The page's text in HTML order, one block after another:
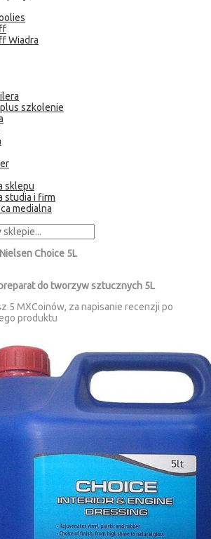
Wiadra
szkolenie
sklepu
studia i firm
medialna
Choice 5L
do tworzyw sztucznych 5L
5 MXCoinów, za napisanie recenzji po
produktu